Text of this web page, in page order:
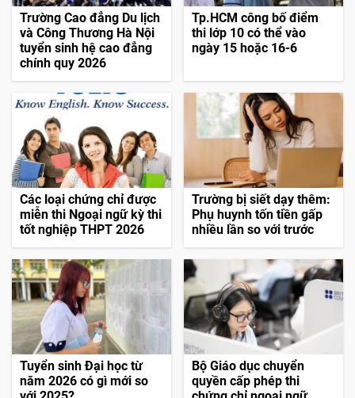
Trường Cao đẳng Du lịch
và Công Thương Hà Nội
tuyển sinh hệ cao đẳng
chính quy 2026
Tp.HCM công bố điểm
thi lớp 10 có thể vào
ngày 15 hoặc 16-6
Các loại chứng chỉ được
miễn thi Ngoại ngữ kỳ thi
tốt nghiệp THPT 2026
Trường bị siết dạy thêm:
Phụ huynh tốn tiền gấp
nhiều lần so với trước
Tuyển sinh Đại học từ
năm 2026 có gì mới so
Bộ Giáo dục chuyển
quyền cấp phép thi